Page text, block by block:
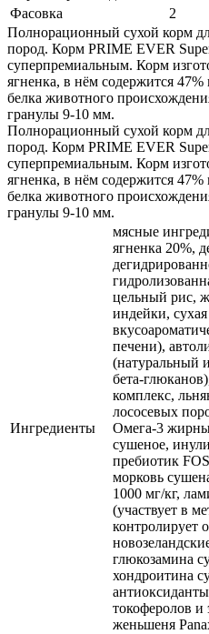
Фасовка
2
Полнорационный сухой корм
пород. Корм PRIME EVER
суперпремиальным. Корм
ягненка, в нём содержится
белка животного
гранулы 9-10 мм.
Полнорационный сухой корм
пород. Корм PRIME EVER
суперпремиальным. Корм
ягненка, в нём содержится
белка животного
гранулы 9-10 мм.
Ингредиенты
мясные
ягненка 20%,
цельный рис,
индейки, сухая
печени),
(натуральный
бета-
комплекс,
лососевых
Омега-3
сушеное,
пребиотик
морковь
1000 мг/кг,
(участвует в
контролирует
глюкозамина
хондроитина
токоферолов и
женьшеня